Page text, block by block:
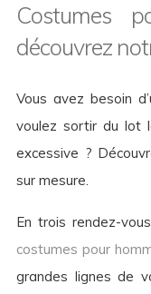
Costumes
découvrez
Vous avez besoin
voulez sortir du lot
excessive ?
sur mesure.
En trois rendez-
costumes pour
grandes lignes de